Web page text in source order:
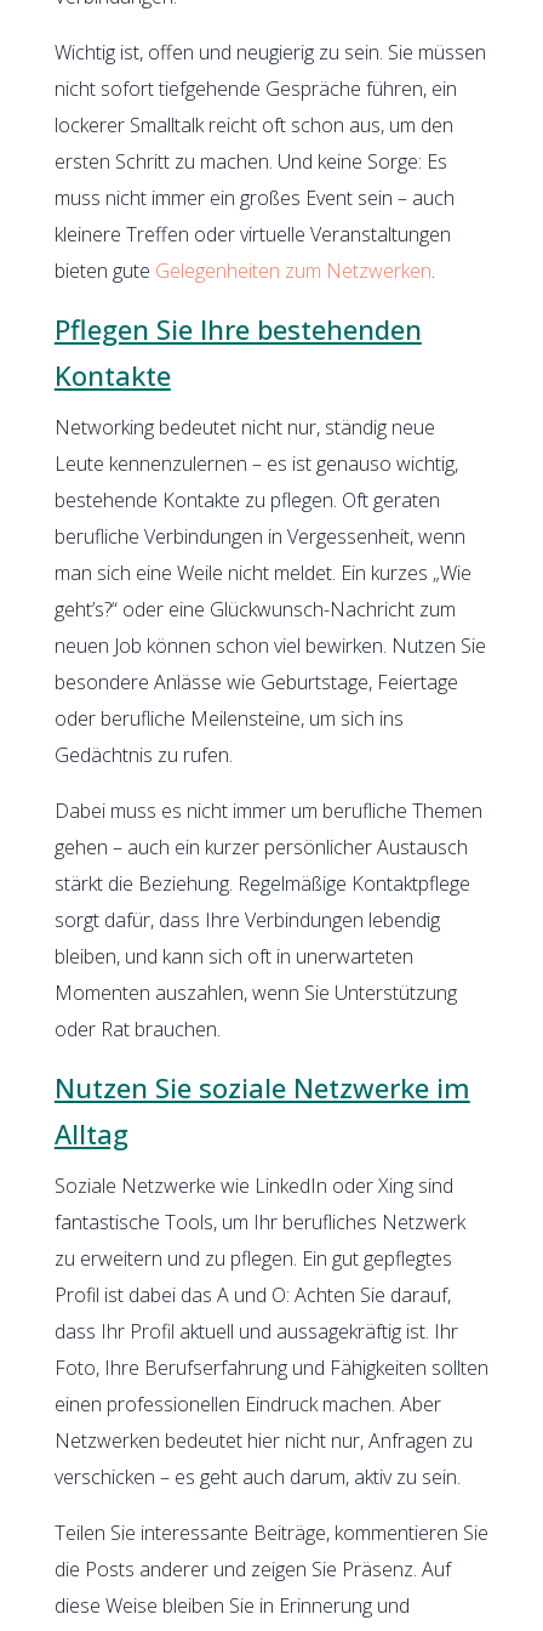
Wichtig ist, offen und neugierig zu sein. Sie müssen
nicht sofort tiefgehende Gespräche führen, ein
lockerer Smalltalk reicht oft schon aus, um den
ersten Schritt zu machen. Und keine Sorge: Es
muss nicht immer ein großes Event sein – auch
kleinere Treffen oder virtuelle Veranstaltungen
bieten gute Gelegenheiten zum Netzwerken.
Pflegen Sie Ihre bestehenden
Kontakte
Networking bedeutet nicht nur, ständig neue
Leute kennenzulernen – es ist genauso wichtig,
bestehende Kontakte zu pflegen. Oft geraten
berufliche Verbindungen in Vergessenheit, wenn
man sich eine Weile nicht meldet. Ein kurzes „Wie
geht’s?“ oder eine Glückwunsch-Nachricht zum
neuen Job können schon viel bewirken. Nutzen Sie
besondere Anlässe wie Geburtstage, Feiertage
oder berufliche Meilensteine, um sich ins
Gedächtnis zu rufen.
Dabei muss es nicht immer um berufliche Themen
gehen – auch ein kurzer persönlicher Austausch
stärkt die Beziehung. Regelmäßige Kontaktpflege
sorgt dafür, dass Ihre Verbindungen lebendig
bleiben, und kann sich oft in unerwarteten
Momenten auszahlen, wenn Sie Unterstützung
oder Rat brauchen.
Nutzen Sie soziale Netzwerke im
Alltag
Soziale Netzwerke wie LinkedIn oder Xing sind
fantastische Tools, um Ihr berufliches Netzwerk
zu erweitern und zu pflegen. Ein gut gepflegtes
Profil ist dabei das A und O: Achten Sie darauf,
dass Ihr Profil aktuell und aussagekräftig ist. Ihr
Foto, Ihre Berufserfahrung und Fähigkeiten sollten
einen professionellen Eindruck machen. Aber
Netzwerken bedeutet hier nicht nur, Anfragen zu
verschicken – es geht auch darum, aktiv zu sein.
Teilen Sie interessante Beiträge, kommentieren Sie
die Posts anderer und zeigen Sie Präsenz. Auf
diese Weise bleiben Sie in Erinnerung und